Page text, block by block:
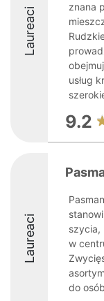
Laureaci
znana
usług
9.2
Laureaci
szycia,
w
do